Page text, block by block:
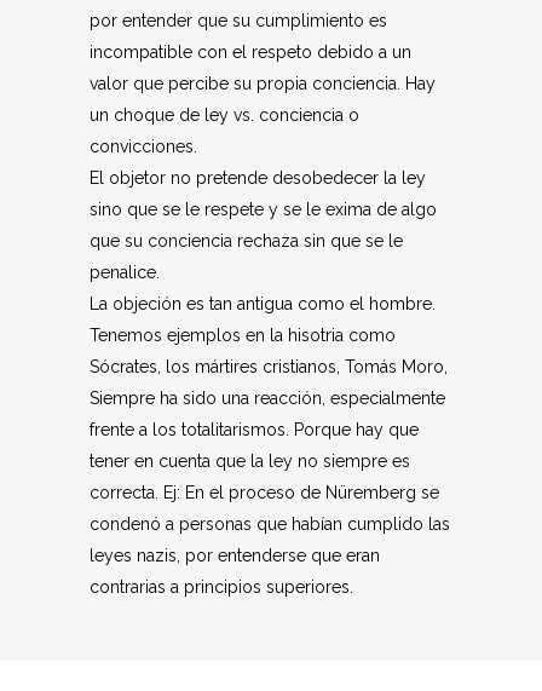
por entender que su cumplimiento es
incompatible con el respeto debido a un
valor que percibe su propia conciencia. Hay
un choque de ley vs. conciencia o
convicciones.
El objetor no pretende desobedecer la ley
sino que se le respete y se le exima de algo
que su conciencia rechaza sin que se le
penalice.
La objeción es tan antigua como el hombre.
Tenemos ejemplos en la hisotria como
Sócrates, los mártires cristianos, Tomás Moro,
Siempre ha sido una reacción, especialmente
frente a los totalitarismos. Porque hay que
tener en cuenta que la ley no siempre es
correcta. Ej: En el proceso de Nüremberg se
condenó a personas que habían cumplido las
leyes nazis, por entenderse que eran
contrarias a principios superiores.